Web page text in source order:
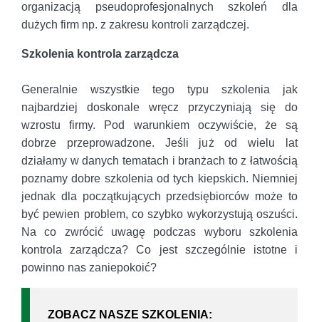
organizacją pseudoprofesjonalnych szkoleń dla
dużych firm np. z zakresu kontroli zarządczej.
Szkolenia kontrola zarządcza
Generalnie wszystkie tego typu szkolenia jak
najbardziej doskonale wręcz przyczyniają się do
wzrostu firmy. Pod warunkiem oczywiście, że są
dobrze przeprowadzone. Jeśli już od wielu lat
działamy w danych tematach i branżach to z łatwością
poznamy dobre szkolenia od tych kiepskich. Niemniej
jednak dla początkujących przedsiębiorców może to
być pewien problem, co szybko wykorzystują oszuści.
Na co zwrócić uwagę podczas wyboru szkolenia
kontrola zarządcza? Co jest szczególnie istotne i
powinno nas zaniepokoić?
ZOBACZ NASZE SZKOLENIA: